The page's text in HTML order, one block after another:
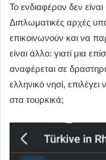
Το ενδιαφέρον δεν
Διπλωματικές αρχές
επικοινωνούν και να
είναι άλλο: γιατί μια
αναφέρεται σε
ελληνικό νησί,
στα τουρκικά;